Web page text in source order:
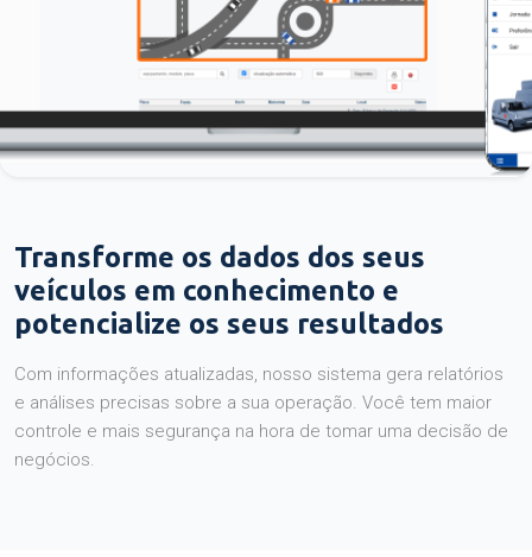
Transforme os dados dos seus
veículos em conhecimento e
potencialize os seus resultados
Com informações atualizadas, nosso sistema gera relatórios
e análises precisas sobre a sua operação. Você tem maior
controle e mais segurança na hora de tomar uma decisão de
negócios.